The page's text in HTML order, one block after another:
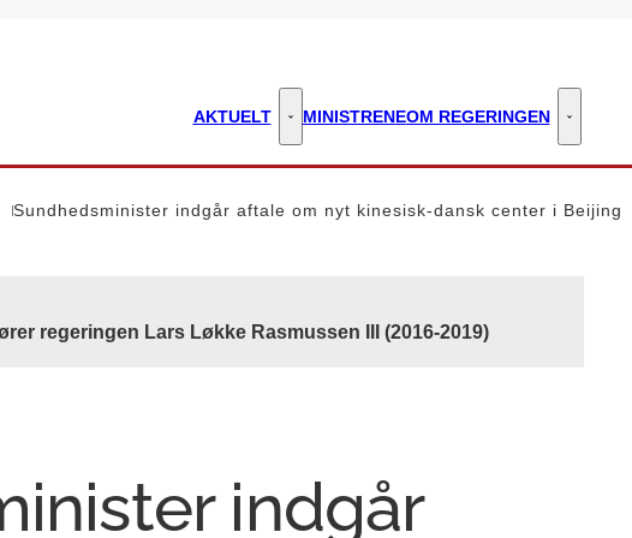
AKTUELT Aktuelt - Flere links
MINISTRENEOM REGERINGEN Om
Sundhedsminister indgår aftale om nyt kinesisk-dansk center i Beijing
regeringen Lars Løkke Rasmussen III (2016-2019)
indgår